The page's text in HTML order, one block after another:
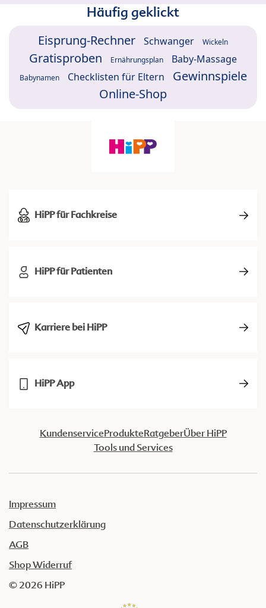
Häufig geklickt
Eisprung-Rechner Schwanger Wickeln
Gratisproben Ernährungsplan Baby-Massage
Babynamen Checklisten für Eltern
Gewinnspiele
Online-Shop
HiPP für Fachkreise
HiPP für Patienten
Karriere bei HiPP
HiPP App
KundenserviceProdukteRatgeberÜber HiPP
Tools und Services
Impressum
Datenschutzerklärung
AGB
Shop Widerruf
© 2026 HiPP